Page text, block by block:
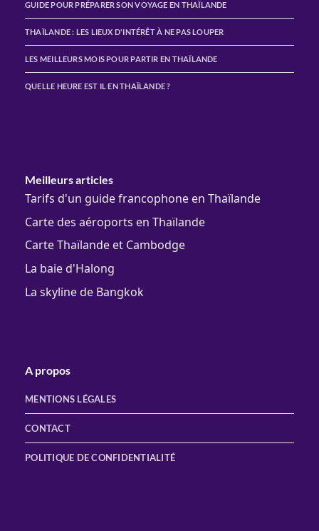
GUIDE POUR PRÉPARER SON VOYAGE EN THAÏLANDE
THAÏLANDE : LES LIEUX D'INTÉRÊT À NE PAS LOUPER
LES MEILLEURS MOIS POUR PARTIR EN THAÏLANDE
QUELLE HEURE EST IL EN THAÏLANDE ?
Meilleurs articles
Tarifs d'un guide francophone en Thaïlande
Carte des aéroports en Thaïlande
Carte Thaïlande et Cambodge
La baie d'Halong
La skyline de Bangkok
A propos
MENTIONS LÉGALES
CONTACT
POLITIQUE DE CONFIDENTIALITÉ